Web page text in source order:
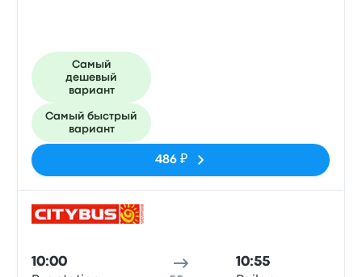
Самый
дешевый
вариант
Самый быстрый
вариант
486 ₽
10:00 10:55